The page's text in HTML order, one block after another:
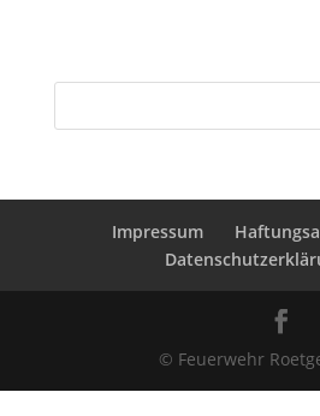
Impressum
© Feuerwehr